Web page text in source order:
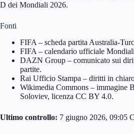
D dei Mondiali 2026.
Fonti
FIFA – scheda partita Australia-
FIFA – calendario ufficiale
DAZN Group – comunicato sui
partite.
Rai Ufficio Stampa – diritti in
Wikimedia Commons – immagine
Soloviev, licenza CC BY 4.0.
Ultimo controllo: 7 giugno 2026, 09:05